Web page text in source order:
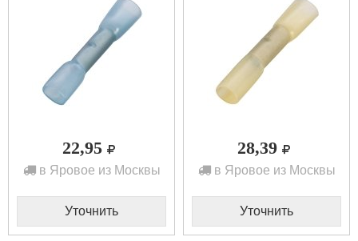
22,95
в Яровое из Москвы
Уточнить
28,39
в Яровое из Москвы
Уточнить